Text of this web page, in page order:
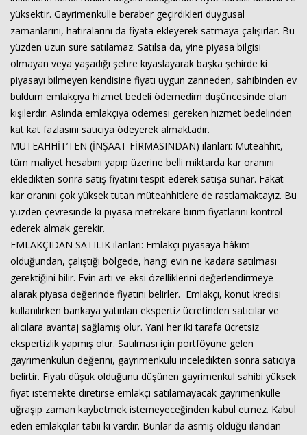
yüksektir. Gayrimenkulle beraber geçirdikleri duygusal
zamanlarını, hatıralarını da fiyata ekleyerek satmaya çalışırlar. Bu
yüzden uzun süre satılamaz. Satılsa da, yine piyasa bilgisi
olmayan veya yaşadığı şehre kıyaslayarak başka şehirde ki
piyasayı bilmeyen kendisine fiyatı uygun zanneden, sahibinden ev
buldum emlakçıya hizmet bedeli ödemedim düşüncesinde olan
kişilerdir. Aslında emlakçıya ödemesi gereken hizmet bedelinden
kat kat fazlasını satıcıya ödeyerek almaktadır.
MÜTEAHHİT’TEN (İNŞAAT FİRMASINDAN) ilanları: Müteahhit,
tüm maliyet hesabını yapıp üzerine belli miktarda kar oranını
ekledikten sonra satış fiyatını tespit ederek satışa sunar. Fakat
kar oranını çok yüksek tutan müteahhitlere de rastlamaktayız. Bu
yüzden çevresinde ki piyasa metrekare birim fiyatlarını kontrol
ederek almak gerekir.
EMLAKÇIDAN SATILIK ilanları: Emlakçı piyasaya hâkim
olduğundan, çalıştığı bölgede, hangi evin ne kadara satılması
gerektiğini bilir. Evin artı ve eksi özelliklerini değerlendirmeye
alarak piyasa değerinde fiyatını belirler. Emlakçı, konut kredisi
kullanılırken bankaya yatırılan ekspertiz ücretinden satıcılar ve
alıcılara avantaj sağlamış olur. Yani her iki tarafa ücretsiz
ekspertizlik yapmış olur. Satılması için portföyüne gelen
gayrimenkulün değerini, gayrimenkulü inceledikten sonra satıcıya
belirtir. Fiyatı düşük olduğunu düşünen gayrimenkul sahibi yüksek
fiyat istemekte diretirse emlakçı satılamayacak gayrimenkulle
uğraşıp zaman kaybetmek istemeyeceğinden kabul etmez. Kabul
eden emlakçılar tabii ki vardır. Bunlar da asmış olduğu ilandan